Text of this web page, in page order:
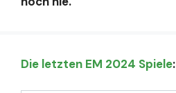
Die letzten EM 2024 Spiele: